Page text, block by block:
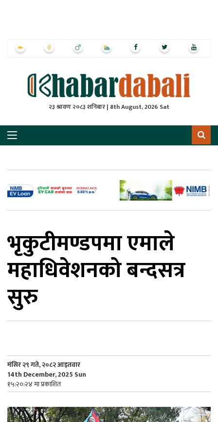
२३ श्रावण २०८३ शनिबार | 8th August, 2026 Sat
भृकुटीमण्डपमा एमाले
महाधिवेशनको बन्दसत्र
सुरु
मंसिर २९ गते, २०८२ आइतवार
14th December, 2025 Sun
१५:२०:२४ मा प्रकाशित